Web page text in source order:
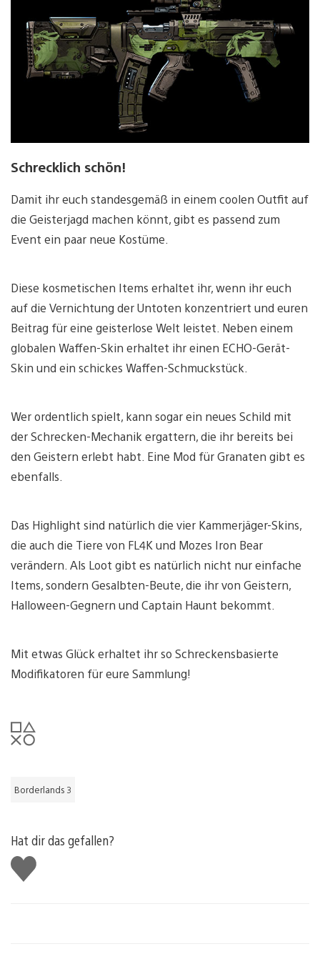
Schrecklich schön!
Damit ihr euch standesgemäß in einem coolen Outfit auf
die Geisterjagd machen könnt, gibt es passend zum
Event ein paar neue Kostüme.
Diese kosmetischen Items erhaltet ihr, wenn ihr euch
auf die Vernichtung der Untoten konzentriert und euren
Beitrag für eine geisterlose Welt leistet. Neben einem
globalen Waffen-Skin erhaltet ihr einen ECHO-Gerät-
Skin und ein schickes Waffen-Schmuckstück.
Wer ordentlich spielt, kann sogar ein neues Schild mit
der Schrecken-Mechanik ergattern, die ihr bereits bei
den Geistern erlebt habt. Eine Mod für Granaten gibt es
ebenfalls.
Das Highlight sind natürlich die vier Kammerjäger-Skins,
die auch die Tiere von FL4K und Mozes Iron Bear
verändern. Als Loot gibt es natürlich nicht nur einfache
Items, sondern Gesalbten-Beute, die ihr von Geistern,
Halloween-Gegnern und Captain Haunt bekommt.
Mit etwas Glück erhaltet ihr so Schreckensbasierte
Modifikatoren für eure Sammlung!
Borderlands 3
Hat dir das gefallen?
Gefällt
mir